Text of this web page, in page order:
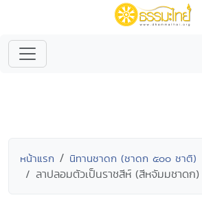
หน้าแรก นิทานชาดก (ชาดก ๕๐๐ ชาติ)
ลาปลอมตัวเป็นราชสีห์ (สีหจัมมชาดก)